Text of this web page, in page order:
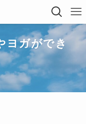
ヨガができ